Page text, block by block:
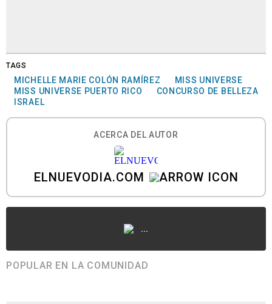
TAGS
MICHELLE MARIE COLÓN RAMÍREZ
MISS UNIVERSE
MISS UNIVERSE PUERTO RICO
CONCURSO DE BELLEZA
ISRAEL
ACERCA DEL AUTOR
ELNUEVODIA.COM
...
POPULAR EN LA COMUNIDAD